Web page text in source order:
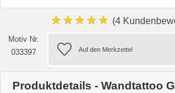
★★★★★ (4
Motiv Nr.
033397
Produktdetails - Wandtattoo